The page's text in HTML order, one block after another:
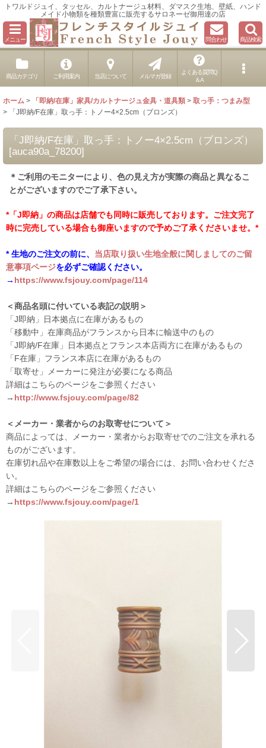
トワルドジュイ、タッセル、カルトナージュ材料、ダマスク生地、壁紙、ハンド
メイド小物類を種類豊富に販売するサロネーゼ御用達の店
メニュー 問合わせ 商品検索
商品カテゴリ ご利用案内 当店について メルマガ登録
よくある質問Q
＆A
ホーム > 「即納/在庫」家具/カルトナージュ金具・道具類 > 取っ手：つまみ型
>
「J即納/F在庫」取っ手：トノー4×2.5cm（ブロンズ）
「J即納/F在庫」取っ手：トノー4×2.5cm（ブロンズ）
[auca90a_78200]
＊ご利用のモニターにより、色の見え方が実際の商品と異なるこ
とがございますのでご了承下さい。
*「J即納」の商品は店舗でも同時に販売しております。ご注文完了
時に完売している場合も御座いますので予めご了承くださいませ。*
* 生地のご注文の前に、 当店取り扱い生地全般に関しましてのご留
意事項ページを必ずご確認ください。
→ https://www.fsjouy.com/page/114
＜商品名頭に付いている表記の説明＞
「J即納」日本拠点に在庫があるもの
「移動中」在庫商品がフランスから日本に輸送中のもの
「J即納/F在庫」日本拠点とフランス本店両方に在庫があるもの
「F在庫」フランス本店に在庫があるもの
「取寄せ」メーカーに発注が必要になる商品
詳細はこちらのページをご参照ください
→ http://www.fsjouy.com/page/82
＜メーカー・業者からのお取寄せについて＞
商品によっては、メーカー・業者からお取寄せでのご注文を承れる
ものがございます。
在庫切れ品や在庫数以上をご希望の場合には、お問い合わせくださ
い。
詳細はこちらのページをご参照ください
→ https://www.fsjouy.com/page/1